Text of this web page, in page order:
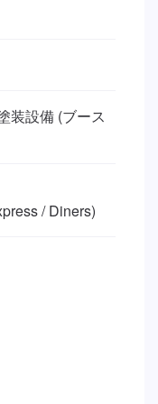
装設備 (ブース
/ Diners)